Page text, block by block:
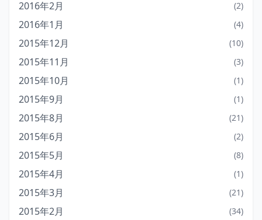
2016年2月 (2)
2016年1月 (4)
2015年12月 (10)
2015年11月 (3)
2015年10月 (1)
2015年9月 (1)
2015年8月 (21)
2015年6月 (2)
2015年5月 (8)
2015年4月 (1)
2015年3月 (21)
2015年2月 (34)